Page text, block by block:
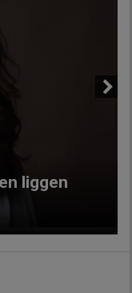
liggen